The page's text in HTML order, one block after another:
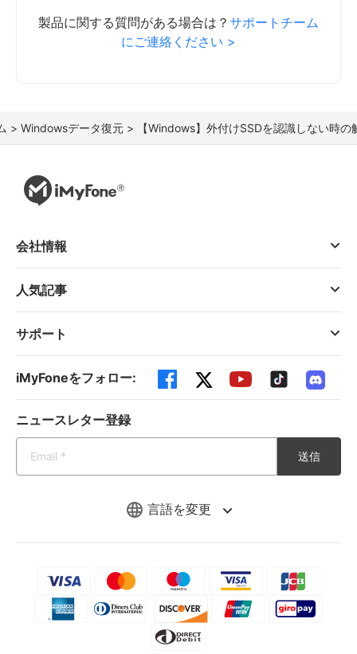
製品に関する質問がある場合は？ サポートチーム
にご連絡ください >
> Windowsデータ復元 > 【Windows】外付けSSDを認識しない時の
言語を変更
会社情報
人気記事
サポート
iMyFoneをフォロー:
ニュースレター登録
送信